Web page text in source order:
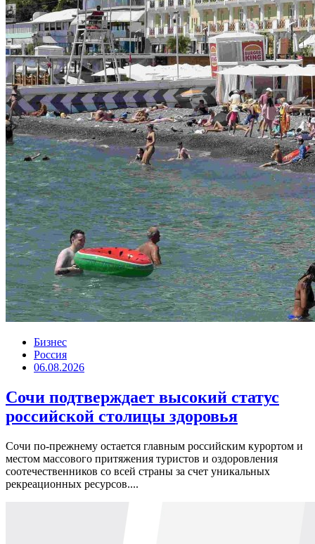
Бизнес
Россия
06.08.2026
Сочи подтверждает высокий статус
российской столицы здоровья
Сочи по-прежнему остается главным российским курортом и
местом массового притяжения туристов и оздоровления
соотечественников со всей страны за счет уникальных
рекреационных ресурсов....